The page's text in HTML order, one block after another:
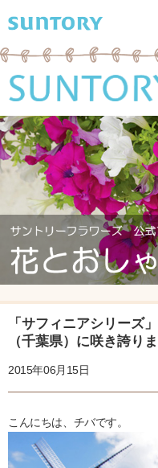
「サフィニアシリーズ
（千葉県）に咲き誇りま
2015年06月15日
こんにちは、チバです。